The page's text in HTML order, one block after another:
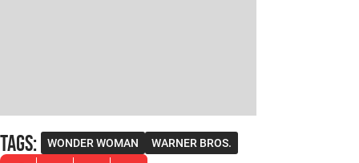
Tags: WONDER WOMAN WARNER BROS.